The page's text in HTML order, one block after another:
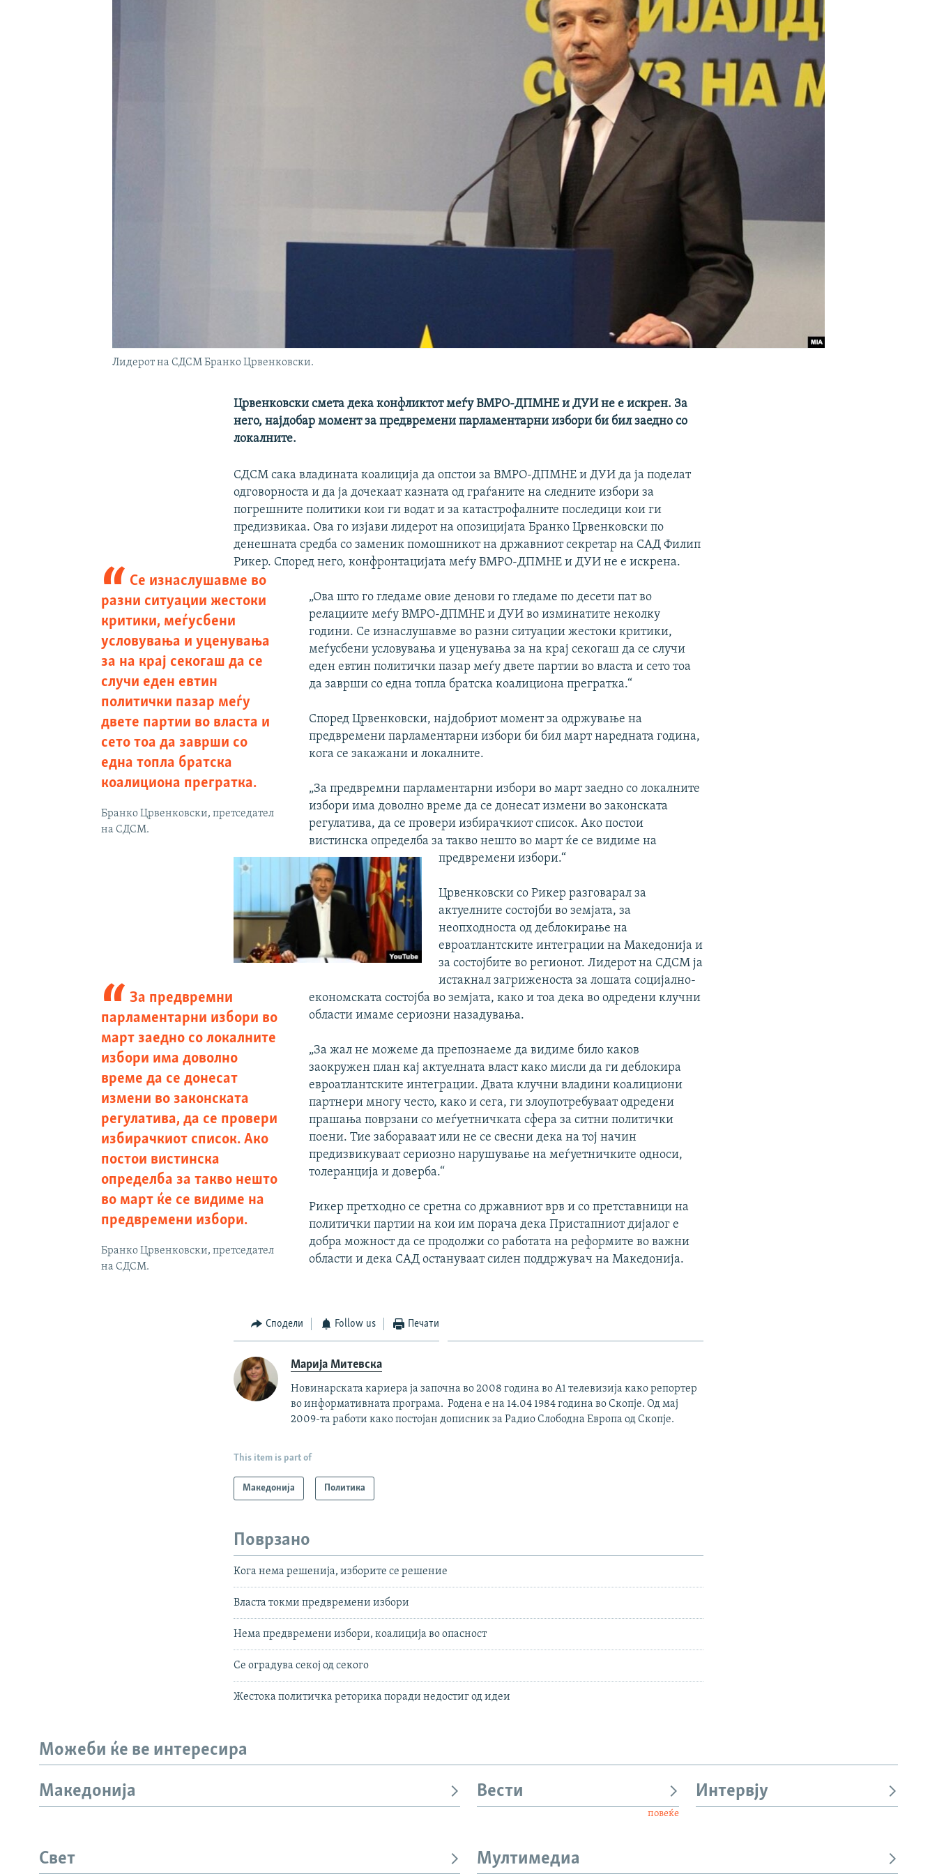
Лидерот на СДСМ Бранко Црвенковски.
Црвенковски смета дека конфликтот меѓу ВМРО-ДПМНЕ и ДУИ не е искрен. За
него, најдобар момент за предвремени парламентарни избори би бил заедно со
локалните.
СДСМ сака владината коалиција да опстои за ВМРО-ДПМНЕ и ДУИ да ја поделат
одговорноста и да ја дочекаат казната од граѓаните на следните избори за
погрешните политики кои ги водат и за катастрофалните последици кои ги
предизвикаа. Ова го изјави лидерот на опозицијата Бранко Црвенковски по
денешната средба со заменик помошникот на државниот секретар на САД Филип
Рикер. Според него, конфронтацијата меѓу ВМРО-ДПМНЕ и ДУИ не е искрена.
Се изнаслушавме во
разни ситуации жестоки
критики, меѓусбени
условувања и уценувања
за на крај секогаш да се
случи еден евтин
политички пазар меѓу
двете партии во власта и
сето тоа да заврши со
една топла братска
коалициона прегратка.
Бранко Црвенковски, претседател
на СДСМ.
„Ова што го гледаме овие денови го гледаме по десети пат во
релациите меѓу ВМРО-ДПМНЕ и ДУИ во изминатите неколку
години. Се изнаслушавме во разни ситуации жестоки критики,
меѓусбени условувања и уценувања за на крај секогаш да се случи
еден евтин политички пазар меѓу двете партии во власта и сето тоа
да заврши со една топла братска коалициона прегратка.“
Според Црвенковски, најдобриот момент за одржување на
предвремени парламентарни избори би бил март наредната година,
кога се закажани и локалните.
„За предвремни парламентарни избори во март заедно со локалните
избори има доволно време да се донесат измени во законската
регулатива, да се провери избирачкиот список. Ако постои
вистинска определба за такво нешто во март ќе се видиме на
предвремени избори.“
За предвремни
парламентарни избори во
март заедно со локалните
избори има доволно
време да се донесат
измени во законската
регулатива, да се провери
избирачкиот список. Ако
постои вистинска
определба за такво нешто
во март ќе се видиме на
предвремени избори.
Бранко Црвенковски, претседател
на СДСМ.
Црвенковски со Рикер разговарал за
актуелните состојби во земјата, за
неопходноста од деблокирање на
евроатлантските интеграции на Македонија и
за состојбите во регионот. Лидерот на СДСМ ја
истакнал загриженоста за лошата социјално-
економската состојба во земјата, како и тоа дека во одредени клучни
области имаме сериозни назадувања.
„За жал не можеме да препознаеме да видиме било каков
заокружен план кај актуелната власт како мисли да ги деблокира
евроатлантските интеграции. Двата клучни владини коалициони
партнери многу често, како и сега, ги злоупотребуваат одредени
прашања поврзани со меѓуетничката сфера за ситни политички
поени. Тие забораваат или не се свесни дека на тој начин
предизвикуваат сериозно нарушување на меѓуетничките односи,
толеранција и доверба.“
Рикер претходно се сретна со државниот врв и со претставници на
политички партии на кои им порача дека Пристапниот дијалог е
добра можност да се продолжи со работата на реформите во важни
области и дека САД остануваат силен поддржувач на Македонија.
Сподели Follow us Печати
Марија Митевска
Новинарската кариера ја започна во 2008 година во А1 телевизија како репортер
во информативната програма. Родена е на 14.04 1984 година во Скопје. Од мај
2009-та работи како постојан дописник за Радио Слободна Европа од Скопје.
This item is part of
Македонија Политика
Поврзано
Кога нема решенија, изборите се решение
Власта токми предвремени избори
Нема предвремени избори, коалиција во опасност
Се оградува секој од секого
Жестока политичка реторика поради недостиг од идеи
Можеби ќе ве интересира
Македонија Вести
повеќе
Интервју
Свет Мултимедиа